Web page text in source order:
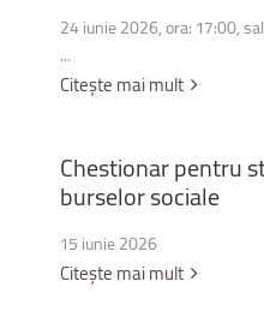
24 iunie 2026, ora: 17:00,
...
Citește mai mult
Chestionarpentru
burselorsociale
15 iunie 2026
Citește mai mult